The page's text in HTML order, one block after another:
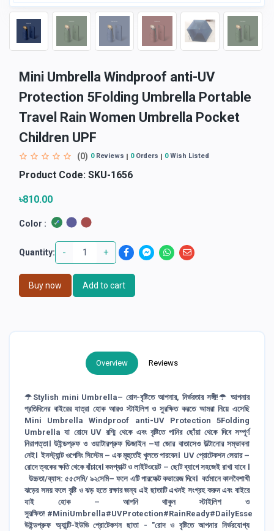
Mini Umbrella Windproof anti-UV
Protection 5Folding Umbrella Portable
Travel Rain Women Umbrella Pocket
Children UPF
(0) 0Reviews 0Orders 0Wish Listed
Product Code: SKU-1656
৳810.00
Color :
Quantity: - +
Buy now Add to cart
Overview Reviews
☂Stylish mini Umbrella– রোদ-বৃষ্টিতে আপনার, নির্ভরতার সঙ্গী!☂ আপনার
প্রতিদিনের বাইরের যাত্রা হোক আরও স্টাইলিশ ও সুরক্ষিত করতে আমরা নিয়ে এসেছি
Mini Umbrella Windproof anti-UV Protection 5Folding
Umbrella যা রোদে UV রশ্মি থেকে এবং বৃষ্টিতে পানির ছোঁয়া থেকে দিবে সম্পূর্ণ
নিরাপত্তা। উইন্ডপ্রুফ ও ওয়াটারপ্রুফ ডিজাইন –যা জোর বাতাসেও উল্টানোর সম্ভাবনা
নেই। ইনস্ট্যান্ট ওপেনিং সিস্টেম – এক মূহুর্তেই খুলতে পারবেন। UV প্রোটেকশন লেয়ার –
রোদে ত্বকের ক্ষতি থেকে বাঁচাবে। কমপ্যাক্ট ও লাইটওয়েট – ছোট ব্যাগে সহজেই রাখা যাবে ।
উচ্চতা/ব্যাস: ৫৫সেমি/ ৯২সেমি– ফলে এটি পারফেক্ট কভারেজ দিবে। বর্তমানে কালবৈশাখী
ঝড়ের সময় ফলে বৃষ্টি ও ঝড় হতে রক্ষার জন্য এই ছাতাটি এখনই সংগ্রহ করুন এবং বাইরে
যাই হোক – আপনি থাকুন স্টাইলিশ ও
সুরক্ষিত!
উইন্ডপ্রুফ অ্যান্টি-ইউভি প্রোটেকশন ছাতা - "রোদ ও বৃষ্টিতে আপনার নির্ভরযোগ্য